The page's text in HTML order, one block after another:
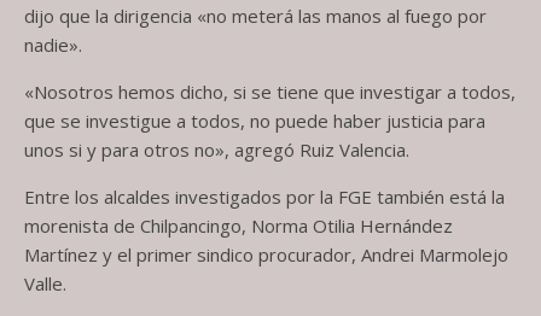
dijo que la dirigencia «no meterá las manos al fuego por
nadie».
«Nosotros hemos dicho, si se tiene que investigar a todos,
que se investigue a todos, no puede haber justicia para
unos si y para otros no», agregó Ruiz Valencia.
Entre los alcaldes investigados por la FGE también está la
morenista de Chilpancingo, Norma Otilia Hernández
Martínez y el primer sindico procurador, Andrei Marmolejo
Valle.